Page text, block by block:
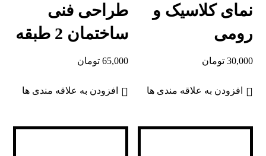
نمای کلاسیک و
رومی
30,000 تومان
افزودن به علاقه مندی ها
طراحی فنی
ساختمان 2 طبقه
65,000 تومان
افزودن به علاقه مندی ها